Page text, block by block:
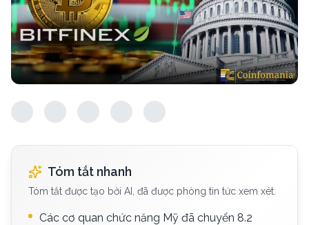
Tóm tắt nhanh
Tóm tắt được tạo bởi AI, đã được phòng tin tức xem xét.
Các cơ quan chức năng Mỹ đã chuyển 8.2